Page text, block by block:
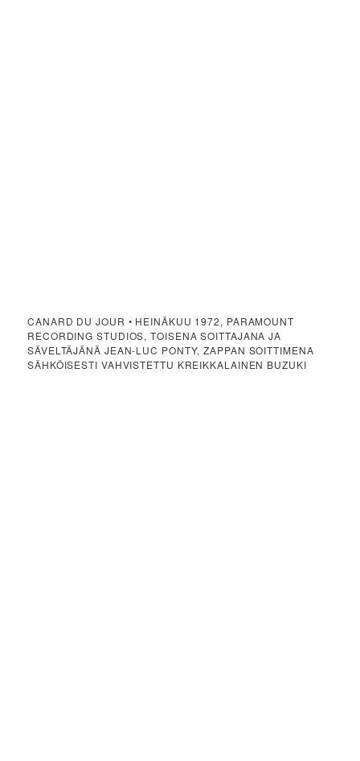
CANARD DU JOUR • HEINÄKUU 1972, PARAMOUNT
RECORDING STUDIOS, TOISENA SOITTAJANA JA
SÄVELTÄJÄNÄ JEAN-LUC PONTY, ZAPPAN SOITTIMENA
SÄHKÖISESTI VAHVISTETTU KREIKKALAINEN BUZUKI